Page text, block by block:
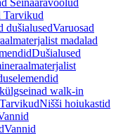
Seinaäravoolud
Tarvikud
dušialusedVaruosad
madalad
Dušialused
walk-in
TarvikudNišši hoiukastid
Vannid